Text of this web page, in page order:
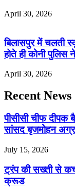
April 30, 2026
बिलासपुर में चलती
होते ही कोनी
April 30, 2026
Recent News
पीसीसी चीफ दीपक
सांसद बृजमोहन
July 15, 2026
ट्रंप की सख्ती से
क्रूड